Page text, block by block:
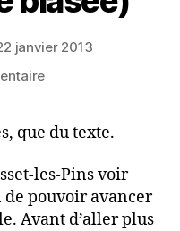
janvier 2013
sur
en
teinte
(limite
blasée)
que du texte.
les-Pins voir
pouvoir avancer
Avant d’aller plus